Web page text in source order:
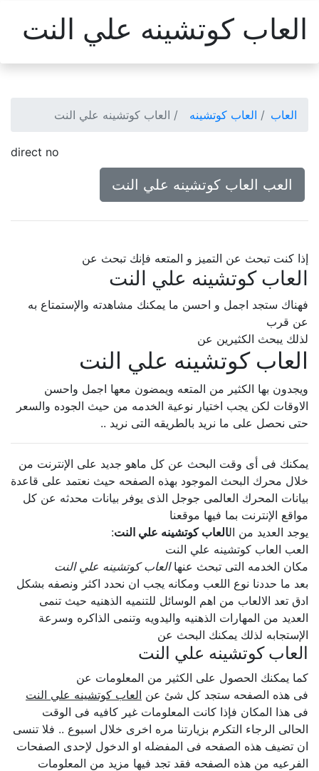
العاب كوتشينه علي النت
العاب العاب كوتشينه العاب كوتشينه علي النت
direct no
العب العاب كوتشينه علي النت
إذا كنت تبحث عن التميز و المتعه فإنك تبحث عن
العاب كوتشينه علي النت
فهناك ستجد اجمل و احسن ما يمكنك مشاهدته والإستمتاع به
عن قرب
لذلك يبحث الكثيرين عن
العاب كوتشينه علي النت
ويجدون بها الكثير من المتعه ويمضون معها اجمل واحسن
الاوقات لكن يجب اختيار نوعية الخدمه من حيث الجوده والسعر
حتى نحصل على ما نريد بالطريقه التى نريد ..
يمكنك فى أى وقت البحث عن كل ماهو جديد على الإنترنت من
خلال محرك البحث الموجود بهذه الصفحه حيث نعتمد على قاعدة
بيانات المحرك العالمى جوجل الذى يوفر بيانات محدثه عن كل
مواقع الإنترنت بما فيها موقعنا
يوجد العديد من ال العاب كوتشينه علي النت:
العب العاب كوتشينه علي النت
مكان الخدمه التى تبحث عنهاالعاب كوتشينه علي النت
بعد ما حددنا نوع اللعب ومكانه يجب ان نحدد اكثر ونصفه بشكل
ادق تعد الالعاب من اهم الوسائل للتنميه الذهنيه حيث تنمى
العديد من المهارات الذهنيه واليدويه وتنمى الذاكره وسرعة
الإستجابه لذلك يمكنك البحث عن
العاب كوتشينه علي النت
كما يمكنك الحصول على الكثير من المعلومات عن
فى هذه الصفحه ستجد كل شئ عنالعاب كوتشينه علي النت
فى هذا المكان فإذا كانت المعلومات غير كافيه فى الوقت
الحالى الرجاء التكرم بزيارتنا مره اخرى خلال اسبوع .. فلا تنسى
ان تضيف هذه الصفحه فى المفضله او الدخول لإحدى الصفحات
الفرعيه من هذه الصفحه فقد تجد فيها مزيد من المعلومات